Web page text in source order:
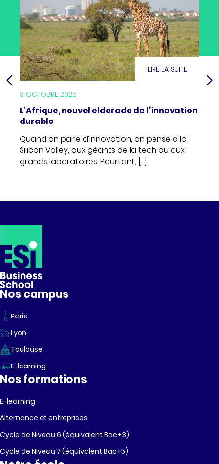
LIRE LA SUITE
9 OCTOBRE 2025
L’Afrique, nouvel eldorado de l’innovation
durable
Quand on parle d’innovation, on pense à la
Silicon Valley, aux géants de la tech ou aux
grands laboratoires. Pourtant, […]
Nos campus
Paris
Lyon
Toulouse
E-learning
Nos formations
E-learning
Alternance et entreprises
Cycle de Niveau 6 (équivalent Bac+3)
Cycle de Niveau 7 (équivalent Bac+5)